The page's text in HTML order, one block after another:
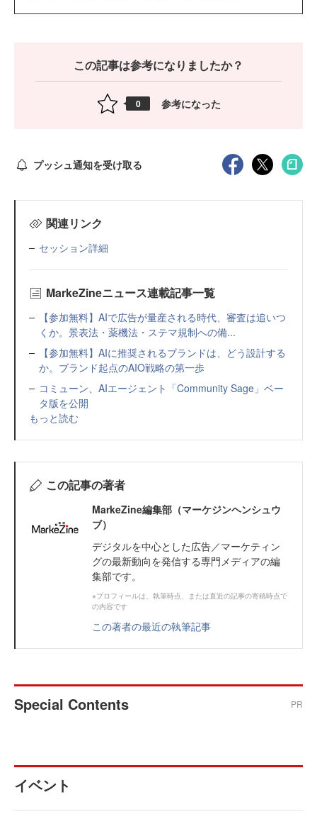
この記事は参考になりましたか？
0 参考になった
プッシュ通知を受け取る
関連リンク
セッション詳細
MarkeZineニュース連載記事一覧
【参加無料】AIで広告が量産される時代、審査は追いつ
くか。景表法・薬機法・ステマ規制への備...
【参加無料】AIに推奨されるブランドは、どう設計する
か。ブランド起点のAIO戦略の第一歩
コミューン、AIエージェント「Community Sage」ベー
タ版を公開
もっと読む
この記事の著者
MarkeZine編集部（マーケジンヘンシュウ
ブ）
デジタルを中心とした広告／マーケティン
グの最新動向を発信する専門メディアの編
集部です。
※プロフィールは、執筆時点、または直近の記事の寄稿時点で
の内容です
この著者の最近の執筆記事
Special Contents PR
イベント